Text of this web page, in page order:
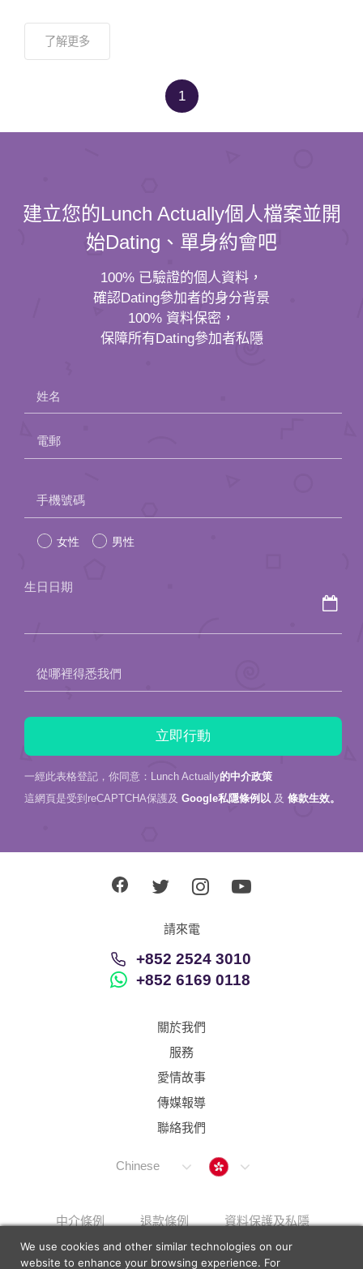
了解更多
1
建立您的Lunch Actually個人檔案並開
始Dating、單身約會吧
100% 已驗證的個人資料，
確認Dating參加者的身分背景
100% 資料保密，
保障所有Dating參加者私隱
姓名
電郵
leave
this
手機號碼
女性 男性
生日日期
從哪裡得悉我們
一經此表格登記，你同意：Lunch Actually的中介政策
這網頁是受到reCAPTCHA保護及 Google私隱條例以 及 條款生效。
請來電
+852 2524 3010
+852 6169 0118
關於我們
服務
愛情故事
傳媒報導
聯絡我們
Chinese Hong Kong
中介條例 退款條例 資料保護及私隱
解決上訴步驟 Sitemap
We use cookies and other similar technologies on our
website to enhance your browsing experience. For